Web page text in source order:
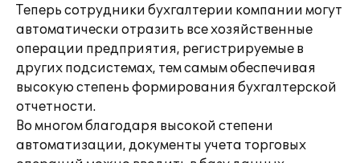
Теперь сотрудники бухгалтерии компании могут
автоматически отразить все хозяйственные
операции предприятия, регистрируемые в
других подсистемах, тем самым обеспечивая
высокую степень формирования бухгалтерской
отчетности.
Во многом благодаря высокой степени
автоматизации, документы учета торговых